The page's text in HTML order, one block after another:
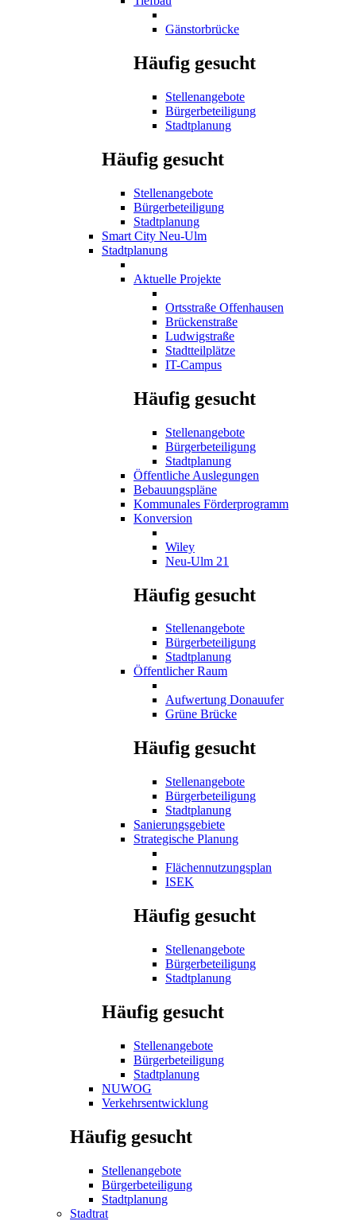
Gänstorbrücke
Häufig gesucht
Stellenangebote
Bürgerbeteiligung
Stadtplanung
Häufig gesucht
Stellenangebote
Bürgerbeteiligung
Stadtplanung
Smart City Neu-Ulm
Stadtplanung
Aktuelle Projekte
Ortsstraße Offenhausen
Brückenstraße
Ludwigstraße
Stadtteilplätze
IT-Campus
Häufig gesucht
Stellenangebote
Bürgerbeteiligung
Stadtplanung
Öffentliche Auslegungen
Bebauungspläne
Kommunales Förderprogramm
Konversion
Wiley
Neu-Ulm 21
Häufig gesucht
Stellenangebote
Bürgerbeteiligung
Stadtplanung
Öffentlicher Raum
Aufwertung Donauufer
Grüne Brücke
Häufig gesucht
Stellenangebote
Bürgerbeteiligung
Stadtplanung
Sanierungsgebiete
Strategische Planung
Flächennutzungsplan
ISEK
Häufig gesucht
Stellenangebote
Bürgerbeteiligung
Stadtplanung
Häufig gesucht
Stellenangebote
Bürgerbeteiligung
Stadtplanung
NUWOG
Verkehrsentwicklung
Häufig gesucht
Stellenangebote
Bürgerbeteiligung
Stadtplanung
Stadtrat